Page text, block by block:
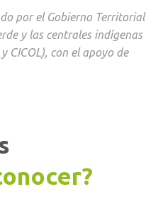
por el Gobierno Territorial
y las centrales indígenas
CICOL), con el apoyo de